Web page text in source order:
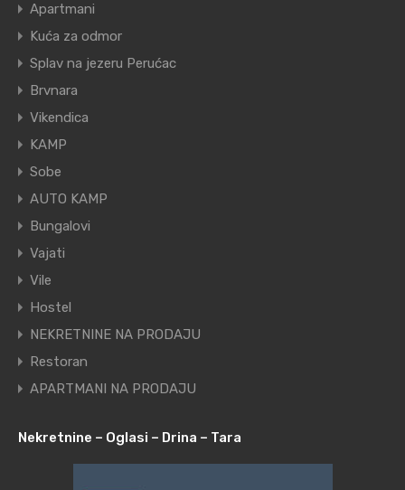
Apartmani
Kuća za odmor
Splav na jezeru Perućac
Brvnara
Vikendica
KAMP
Sobe
AUTO KAMP
Bungalovi
Vajati
Vile
Hostel
NEKRETNINE NA PRODAJU
Restoran
APARTMANI NA PRODAJU
Nekretnine – Oglasi – Drina – Tara